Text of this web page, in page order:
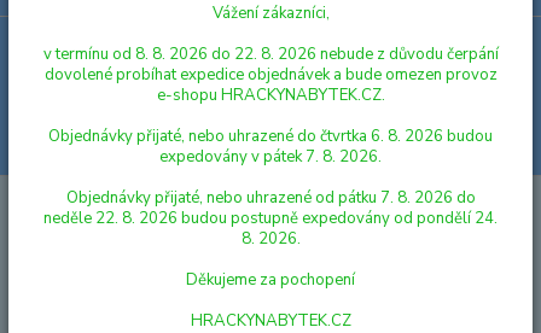
Menu
Hledat
LEGO LEGO® Iconic
Nejlevnější Nejdražší
Vážení zákazníci,
v termínu od 8. 8. 2026 do 22. 8. 2026 nebude z důvodu čerpání
dovolené probíhat expedice objednávek a bude omezen provoz
e-shopu HRACKYNABYTEK.CZ.
Objednávky přijaté, nebo uhrazené do čtvrtka 6. 8. 2026 budou
expedovány v pátek 7. 8. 2026.
Objednávky přijaté, nebo uhrazené od pátku 7. 8. 2026 do
neděle 22. 8. 2026 budou postupně expedovány od pondělí 24.
8. 2026.
Děkujeme za pochopení
HRACKYNABYTEK.CZ